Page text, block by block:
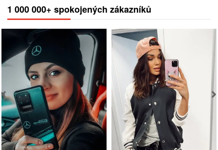
1 000 000+ spokojených zákazníků